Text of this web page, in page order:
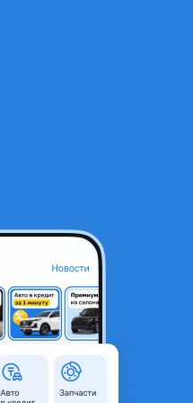
Алматы, Алматинская